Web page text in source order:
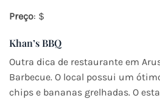
Preço: $
Khan’s BBQ
Outra dica de restaurante em
Barbecue. O local possui um
chips e bananas grelhadas. O